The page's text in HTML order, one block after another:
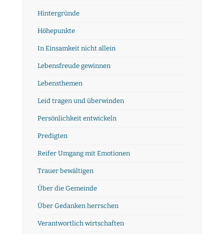
Hintergründe
Höhepunkte
In Einsamkeit nicht allein
Lebensfreude gewinnen
Lebensthemen
Leid tragen und überwinden
Persönlichkeit entwickeln
Predigten
Reifer Umgang mit Emotionen
Trauer bewältigen
Über die Gemeinde
Über Gedanken herrschen
Verantwortlich wirtschaften